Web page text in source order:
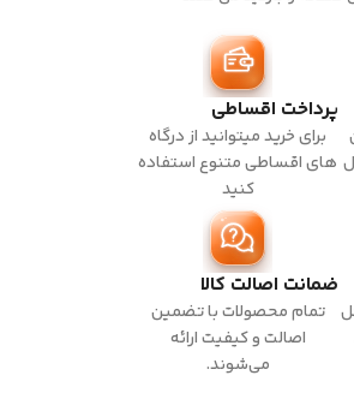
پرداخت اقساطی
برای خرید میتوانید از درگاه
های اقساطی متنوع استفاده
کنید
ضمانت اصالت کالا
تمام محصولات با تضمین
اصالت و کیفیت ارائه
می‌شوند.